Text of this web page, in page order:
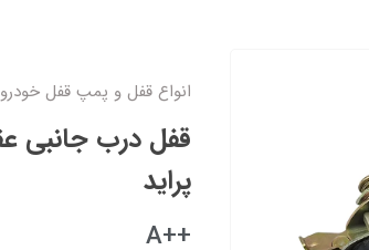
انواع قفل و پمپ قفل خودرو
پراید
++A